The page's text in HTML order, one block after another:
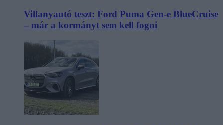
Villanyautó teszt: Ford Puma Gen-e BlueCruise
– már a kormányt sem kell fogni